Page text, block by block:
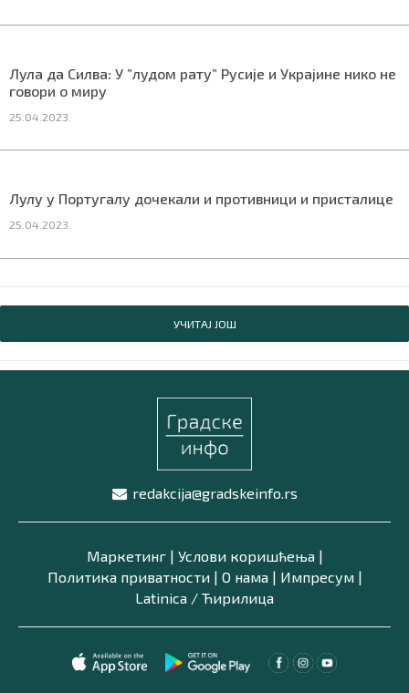
Лула да Силва: У ”лудом рату” Русије и Украјине нико не
говори о миру
25.04.2023.
Лулу у Португалу дочекали и противници и присталице
25.04.2023.
УЧИТАЈ ЈОШ
redakcija@gradskeinfo.rs
Маркетинг| Услови коришћења|
Политика приватности| О нама| Импресум|
Latinica / Ћирилица